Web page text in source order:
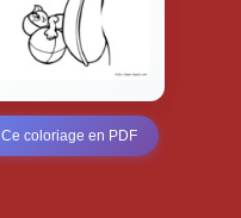
Ce coloriage en PDF